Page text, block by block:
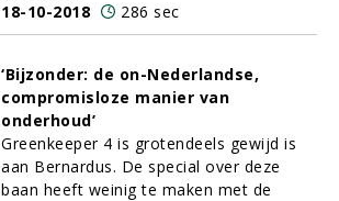
18-10-2018
286 sec
‘Bijzonder: de on-Nederlandse,
compromisloze manier van
onderhoud’
Greenkeeper 4 is grotendeels gewijd is
aan Bernardus. De special over deze
baan heeft weinig te maken met de